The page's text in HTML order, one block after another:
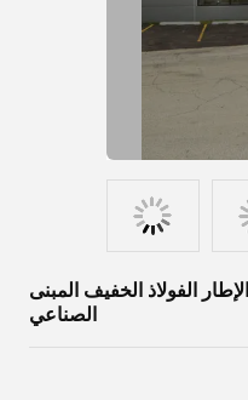
الحاسوب الرئيسي Q345 Q235 الإطار الفولاذ الخفيف المبنى
الصناعي